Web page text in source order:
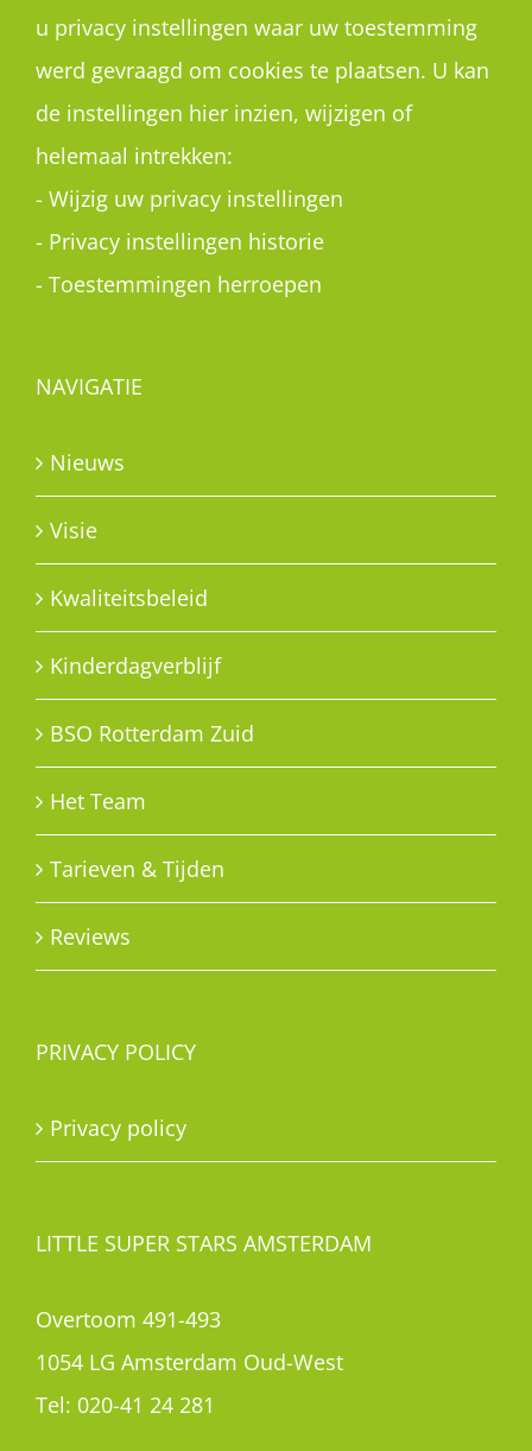
u privacy instellingen waar uw toestemming
werd gevraagd om cookies te plaatsen. U kan
de instellingen hier inzien, wijzigen of
helemaal intrekken:
- Wijzig uw privacy instellingen
- Privacy instellingen historie
- Toestemmingen herroepen
NAVIGATIE
Nieuws
Visie
Kwaliteitsbeleid
Kinderdagverblijf
BSO Rotterdam Zuid
Het Team
Tarieven & Tijden
Reviews
PRIVACY POLICY
Privacy policy
LITTLE SUPER STARS AMSTERDAM
Overtoom 491-493
1054 LG Amsterdam Oud-West
Tel: 020-41 24 281